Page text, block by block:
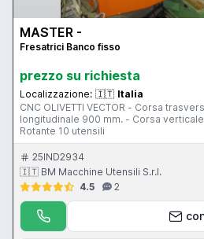
MASTER -
Fresatrici Banco fisso
prezzo su richiesta
Localizzazione: 🇮🇹 Italia
CNC OLIVETTI VECTOR - Corsa
longitudinale 900 mm. - Corsa
Rotante 10 utensili
25IND2934
🇮🇹 BM Macchine Utensili S.r.l.
4.5
2